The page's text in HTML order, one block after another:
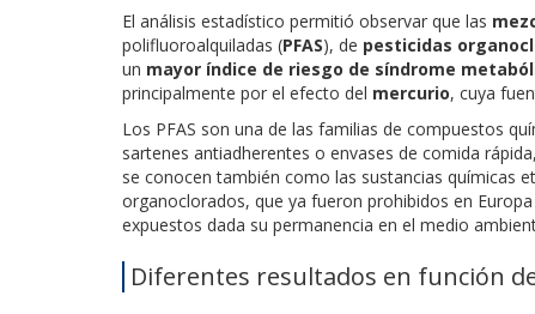
El análisis estadístico permitió observar que las
polifluoroalquiladas (PFAS), de pesticidas
un mayor índice de riesgo de síndrome
principalmente por el efecto del mercurio, cuya
Los PFAS son una de las familias de compuestos
sartenes antiadherentes o envases de comida
se conocen también como las sustancias químicas
organoclorados, que ya fueron prohibidos en
expuestos dada su permanencia en el medio
Diferentes resultados en función